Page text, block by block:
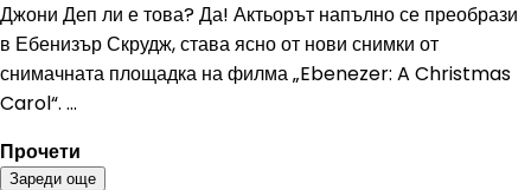
Джони Деп ли е това? Да! Актьорът напълно се преобрази
в Ебенизър Скрудж, става ясно от нови снимки от
снимачната площадка на филма „Ebenezer: A Christmas
Carol“. ...
Прочети
Зареди още